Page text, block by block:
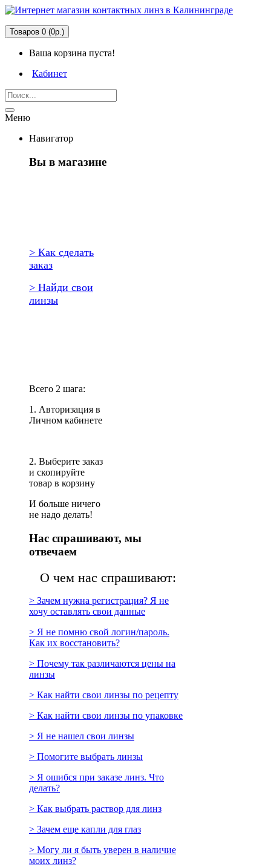
Товаров 0 (0р.)
Ваша корзина пуста!
Кабинет
Меню
Навигатор
Вы в магазине
> Как сделать
заказ
> Найди свои
линзы
Всего 2 шага:
1. Авторизация в
Личном кабинете
2. Выберите заказ
и скопируйте
товар в корзину
И больше ничего
не надо делать!
Нас спрашивают, мы
отвечаем
О чем нас спрашивают:
> Зачем нужна регистрация? Я не
хочу оставлять свои данные
> Я не помню свой логин/пароль.
Как их восстановить?
> Почему так различаются цены на
линзы
> Как найти свои линзы по рецепту
> Как найти свои линзы по упаковке
> Я не нашел свои линзы
> Помогите выбрать линзы
> Я ошибся при заказе линз. Что
делать?
> Как выбрать раствор для линз
> Зачем еще капли для глаз
> Могу ли я быть уверен в наличие
моих линз?